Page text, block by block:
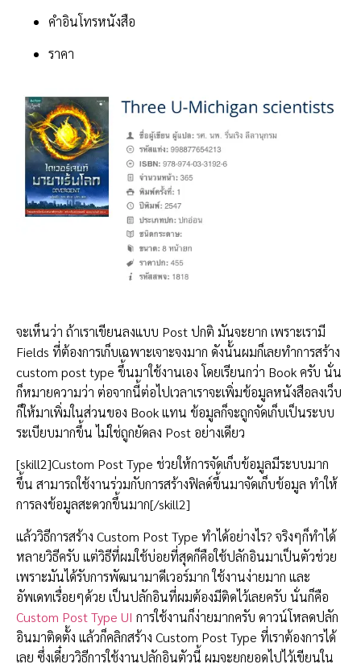
คำอินโทรหนังสือ
ราคา
จะเห็นว่า ถ้าเราเขียนลงแบบ Post ปกติ มันจะยาก เพราะเรามี
Fields ที่ต้องการเก็บเฉพาะเจาะจงมาก ดังนั้นผมก็เลยทำการสร้าง
custom post type ขึ้นมาใช้งานเอง โดยเรียนกว่า Book ครับ นั่น
ก็หมายความว่า ต่อจากนี้ต่อไปเวลาเราจะเพิ่มข้อมูลหนังสือลงเว็บ
ก็ให้มาเพิ่มในส่วนของ Book แทน ข้อมูลก็จะถูกจัดเก็บเป็นระบบ
ระเบียบมากขึ้น ไม่ใช่ถูกยัดลง Post อย่างเดียว
[skill2]Custom Post Type ช่วยให้การจัดเก็บข้อมูลมีระบบมาก
ขึ้น สามารถใช้งานร่วมกับการสร้างฟิลด์ขึ้นมาจัดเก็บข้อมูล ทำให้
การลงข้อมูลสะดวกขึ้นมาก[/skill2]
แล้ววิธีการสร้าง Custom Post Type ทำได้อย่างไร? จริงๆก็ทำได้
หลายวิธีครับ แต่วิธีที่ผมใช้บ่อยที่สุดก็คือใช้ปลักอินมาเป็นตัวช่วย
เพราะมันได้รับการพัฒนามาดีเวอร์มาก ใช้งานง่ายมาก และ
อัพเดทเรื่อยๆด้วย เป็นปลักอินที่ผมต้องมีติดไว้เลยครับ นั่นก็คือ
Custom Post Type UI การใช้งานก็ง่ายมากครับ ดาวน์โหลดปลัก
อินมาติดตั้ง แล้วก็คลิกสร้าง Custom Post Type ที่เราต้องการได้
เลย ซึ่งเดี๋ยววิธีการใช้งานปลักอินตัวนี้ ผมจะยกยอดไปไว้เขียนใน